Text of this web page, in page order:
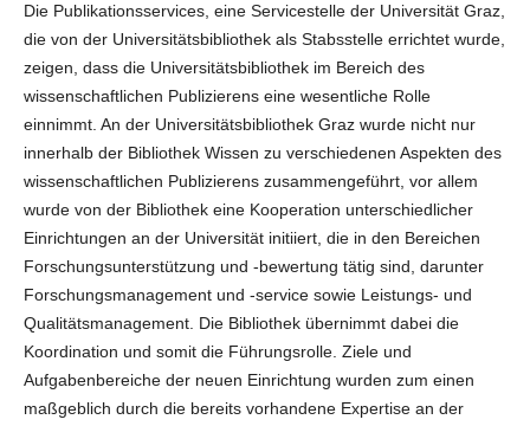
Die Publikationsservices, eine Servicestelle der Universität Graz,
die von der Universitätsbibliothek als Stabsstelle errichtet wurde,
zeigen, dass die Universitätsbibliothek im Bereich des
wissenschaftlichen Publizierens eine wesentliche Rolle
einnimmt. An der Universitätsbibliothek Graz wurde nicht nur
innerhalb der Bibliothek Wissen zu verschiedenen Aspekten des
wissenschaftlichen Publizierens zusammengeführt, vor allem
wurde von der Bibliothek eine Kooperation unterschiedlicher
Einrichtungen an der Universität initiiert, die in den Bereichen
Forschungsunterstützung und -bewertung tätig sind, darunter
Forschungsmanagement und -service sowie Leistungs- und
Qualitätsmanagement. Die Bibliothek übernimmt dabei die
Koordination und somit die Führungsrolle. Ziele und
Aufgabenbereiche der neuen Einrichtung wurden zum einen
maßgeblich durch die bereits vorhandene Expertise an der